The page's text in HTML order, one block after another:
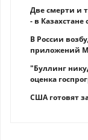
Две смерти и
- в
В России
приложений
"Буллинг
оценка
США готовят